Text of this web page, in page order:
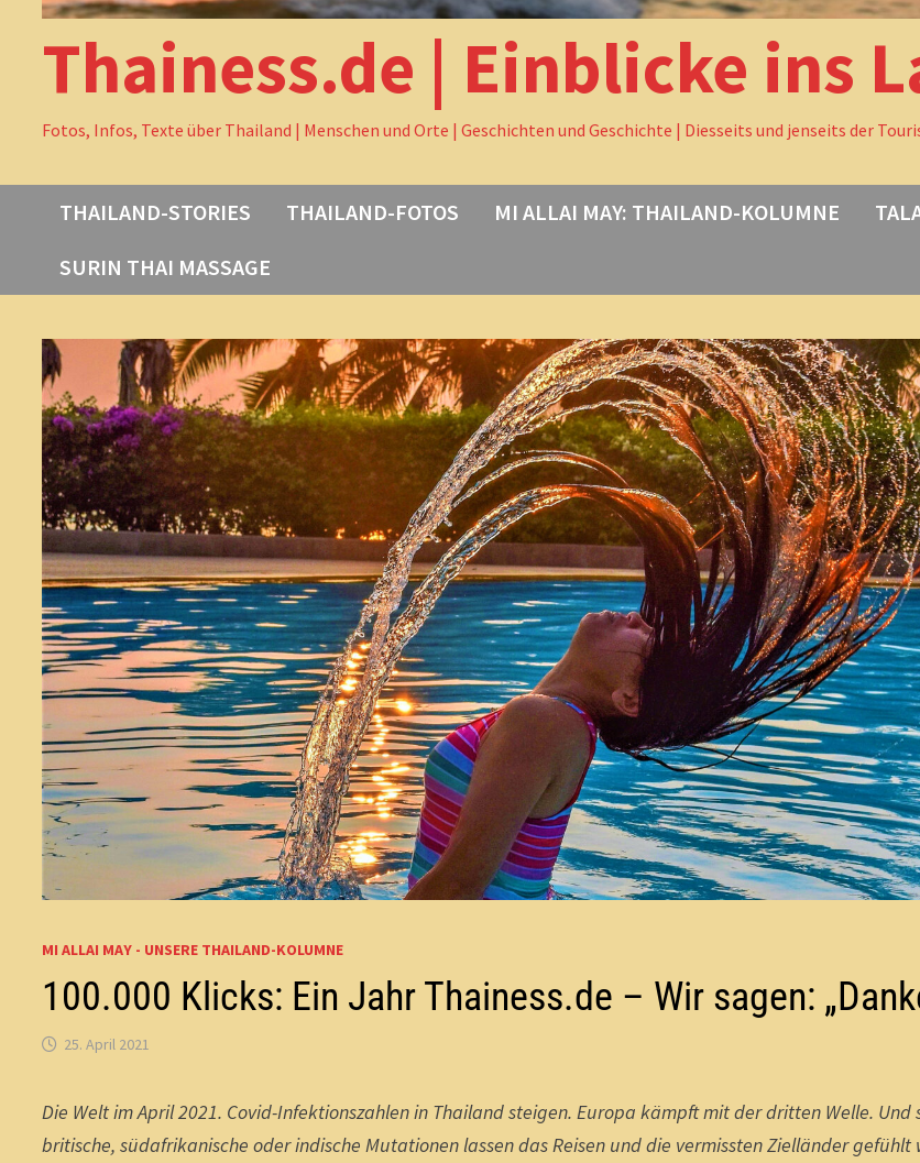
Thainess.de | Einblicke ins
Fotos, Infos, Texte über Thailand | Menschen und Orte | Geschichten und Geschichte | Diesseits und jenseits der
THAILAND-STORIES THAILAND-FOTOS MI ALLAI MAY: THAILAND-KOLUMNE
SURIN THAI MASSAGE
MI ALLAI MAY - UNSERE THAILAND-KOLUMNE
100.000 Klicks: Ein Jahr Thainess.de – Wir sagen:
25. April 2021
Die Welt im April 2021. Covid-Infektionszahlen in Thailand steigen. Europa kämpft mit der dritten Welle. Und
britische, südafrikanische oder indische Mutationen lassen das Reisen und die vermissten Zielländer gefühlt